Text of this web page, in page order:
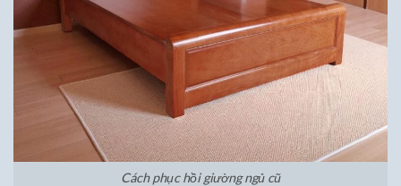
Cách phục hồi giường ngủ cũ